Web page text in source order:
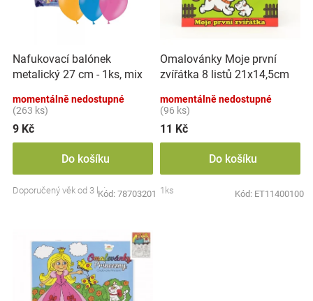
Blog
Hračkářství
Přihlášení
ůo
d
u
k
ů
Nafukovací balónek
metalický 27 cm - 1ks, mix
momentálně nedostupné
(263 ks)
9 Kč
Do košíku
Doporučený věk od 3 letKód: 78703201
Omalovánky Moje první
zvířátka 8 listů 21x14,5cm
momentálně nedostupné
(96 ks)
11 Kč
Do košíku
1ks Kód: ET11400100